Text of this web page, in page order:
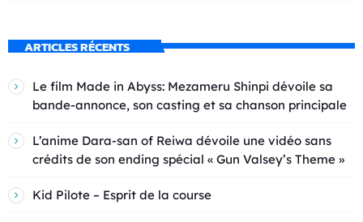
ARTICLES RÉCENTS
Le film Made in Abyss: Mezameru Shinpi dévoile sa
bande-annonce, son casting et sa chanson principale
L’anime Dara-san of Reiwa dévoile une vidéo sans
crédits de son ending spécial « Gun Valsey’s Theme »
Kid Pilote – Esprit de la course